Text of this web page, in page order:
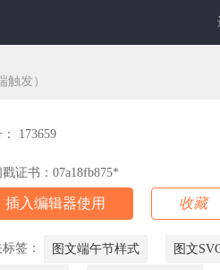
发）
173659
戳证书：07a18fb875*
插入编辑器使用 收藏
签： 图文端午节样式 图文